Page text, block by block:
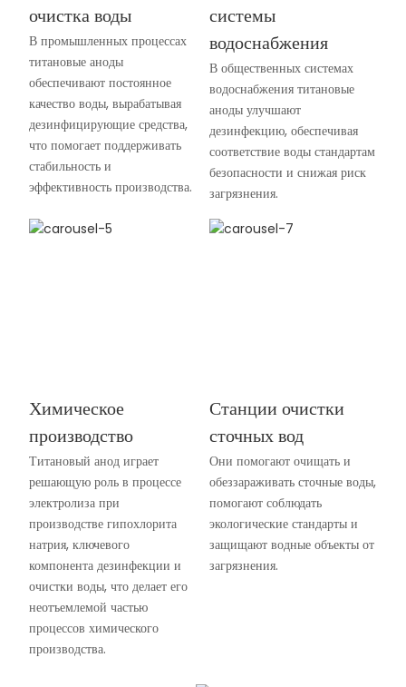
очистка воды
В промышленных процессах
титановые аноды
обеспечивают постоянное
качество воды, вырабатывая
дезинфицирующие средства,
что помогает поддерживать
стабильность и
эффективность производства.
системы
водоснабжения
В общественных системах
водоснабжения титановые
аноды улучшают
дезинфекцию, обеспечивая
соответствие воды стандартам
безопасности и снижая риск
загрязнения.
Химическое
производство
Титановый анод играет
решающую роль в процессе
электролиза при
производстве гипохлорита
натрия, ключевого
компонента дезинфекции и
очистки воды, что делает его
неотъемлемой частью
процессов химического
производства.
Станции очистки
сточных вод
Они помогают очищать и
обеззараживать сточные воды,
помогают соблюдать
экологические стандарты и
защищают водные объекты от
загрязнения.